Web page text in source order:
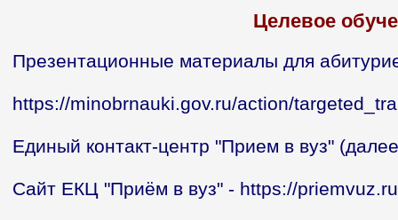
Целевое
Презентационные материалы для
https://minobrnauki.gov.ru/action/
Единый контакт-центр "Прием в вуз"
Сайт ЕКЦ "Приём в вуз" - https://